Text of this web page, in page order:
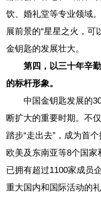
饮、婚礼堂等专业领域
展前景的“星星之火，可
金钥匙的发展壮大。
第四，以三十年辛
的标杆形象。
中国金钥匙发展的
断扩大的重要时期。不
踏步“走出去”，成为首
欧美及东南亚等8个国家
已拥有超过1100家成员
重大国内和国际活动的